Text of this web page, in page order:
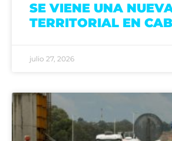
SE VIENE UNA
TERRITORIAL EN
julio 27, 2026